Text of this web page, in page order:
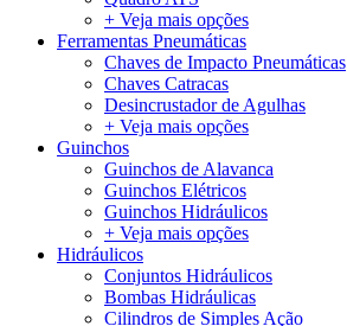
+ Veja mais opções
Ferramentas Pneumáticas
Chaves de Impacto Pneumáticas
Chaves Catracas
Desincrustador de Agulhas
+ Veja mais opções
Guinchos
Guinchos de Alavanca
Guinchos Elétricos
Guinchos Hidráulicos
+ Veja mais opções
Hidráulicos
Conjuntos Hidráulicos
Bombas Hidráulicas
Cilindros de Simples Ação